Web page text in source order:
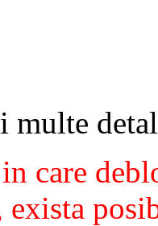
multe
care